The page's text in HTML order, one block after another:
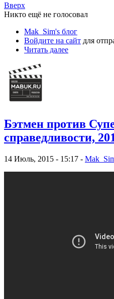
Вверх
Никто ещё не голосовал
Mak_Sim's блог
Войдите на сайт для
Читать далее
Бэтмен против
справедливости,
14 Июль, 2015 - 15:17 -